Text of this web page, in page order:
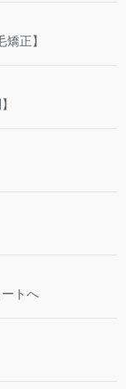
正】
トへ